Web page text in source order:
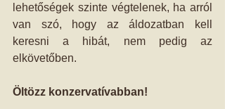
lehetőségek szinte végtelenek, ha arról
van szó, hogy az áldozatban kell
keresni a hibát, nem pedig az
elkövetőben.
Öltözz konzervatívabban!